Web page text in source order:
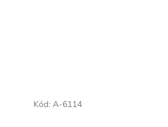
Kód:A-6114